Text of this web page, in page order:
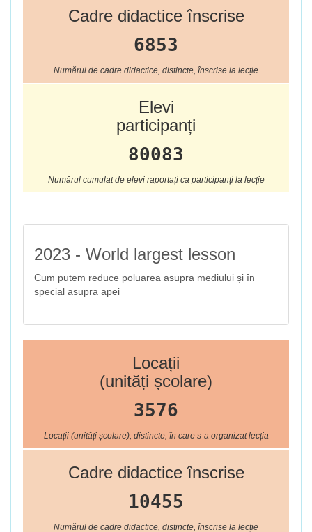
Cadre didactice înscrise
6853
Numărul de cadre didactice, distincte, înscrise la lecție
Elevi
participanți
80083
Numărul cumulat de elevi raportați ca participanți la lecție
2023 - World largest lesson
Cum putem reduce poluarea asupra mediului și în
special asupra apei
Locații
(unități școlare)
3576
Locații (unități școlare), distincte, în care s-a organizat lecția
Cadre didactice înscrise
10455
Numărul de cadre didactice, distincte, înscrise la lecție